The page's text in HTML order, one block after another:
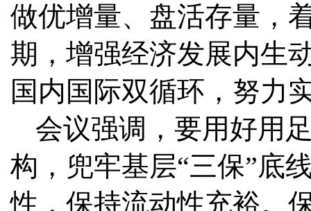
做优增量、盘活存量，
期，增强经济发展内生
国内国际双循环，努力
会议强调，要用好用
构，兜牢基层“三保”底
性，保持流动性充裕。